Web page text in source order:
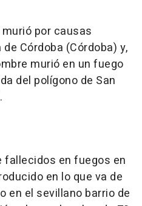
por causas
Córdoba (Córdoba) y,
murió en un fuego
del polígono de San
fallecidos en fuegos en
en lo que va de
en el sevillano barrio de